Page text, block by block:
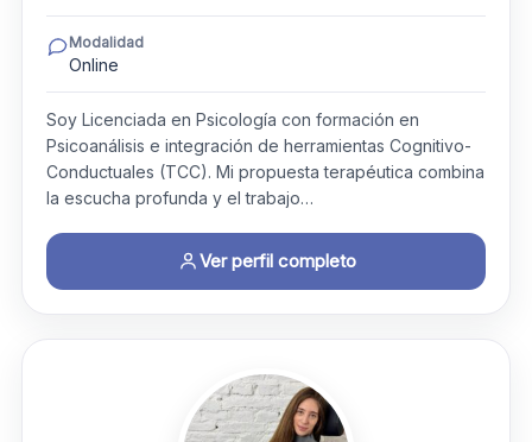
Modalidad
Online
Soy Licenciada en Psicología con formación en
Psicoanálisis e integración de herramientas Cognitivo-
Conductuales (TCC). Mi propuesta terapéutica combina
la escucha profunda y el trabajo…
Ver perfil completo